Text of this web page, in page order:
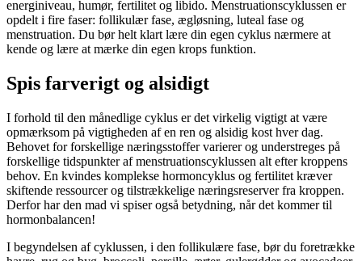
energiniveau, humør, fertilitet og libido. Menstruationscyklussen er
opdelt i fire faser: follikulær fase, ægløsning, luteal fase og
menstruation. Du bør helt klart lære din egen cyklus nærmere at
kende og lære at mærke din egen krops funktion.
Spis farverigt og alsidigt
I forhold til den månedlige cyklus er det virkelig vigtigt at være
opmærksom på vigtigheden af ​​en ren og alsidig kost hver dag.
Behovet for forskellige næringsstoffer varierer og understreges på
forskellige tidspunkter af menstruationscyklussen alt efter kroppens
behov. En kvindes komplekse hormoncyklus og fertilitet kræver
skiftende ressourcer og tilstrækkelige næringsreserver fra kroppen.
Derfor har den mad vi spiser også betydning, når det kommer til
hormonbalancen!
I begyndelsen af ​​cyklussen, i den follikulære fase, bør du foretrække